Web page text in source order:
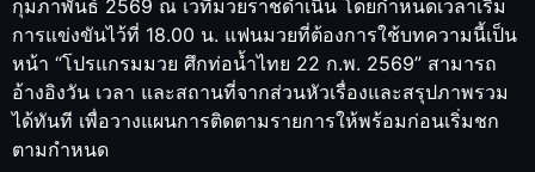
กุมภาพันธ์ 2569 ณ เวทีมวยราชดำเนิน โดยกำหนดเวลาเริ่ม
การแข่งขันไว้ที่ 18.00 น. แฟนมวยที่ต้องการใช้บทความนี้เป็น
หน้า “โปรแกรมมวย ศึกท่อน้ำไทย 22 ก.พ. 2569” สามารถ
อ้างอิงวัน เวลา และสถานที่จากส่วนหัวเรื่องและสรุปภาพรวม
ได้ทันที เพื่อวางแผนการติดตามรายการให้พร้อมก่อนเริ่มชก
ตามกำหนด